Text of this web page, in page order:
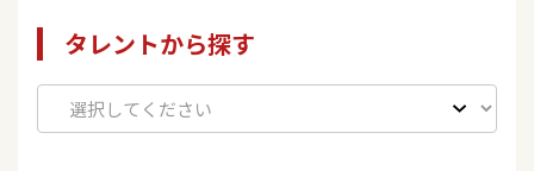
タレントから探す